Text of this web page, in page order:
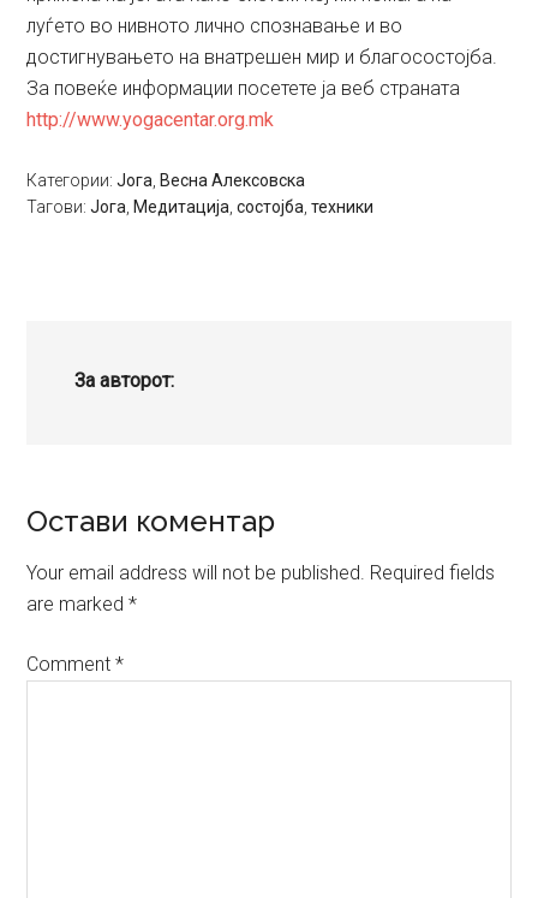
луѓето во нивното лично спознавање и во
достигнувањето на внатрешен мир и благосостојба.
За повеќе информации посетете ја веб страната
http://www.yogacentar.org.mk
Категории:Јога Весна Алексовска
Тагови:Јога Медитација ,состојба ,техники
За авторот:
Reader
Interactions
Остави коментар
Your email address will not be published. Required fields
are marked*
Comment*